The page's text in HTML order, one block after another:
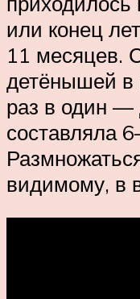
или конец
11 месяцев.
детёнышей в
раз в один —
составляла
видимому, в